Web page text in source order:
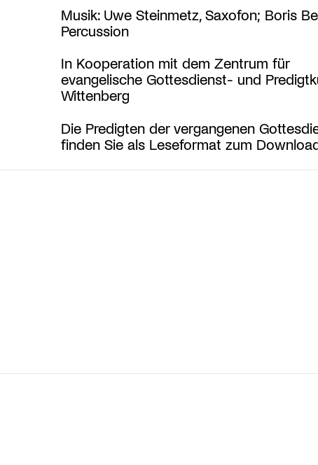
Musik: Uwe Steinmetz, Saxofon; Boris
Percussion
In Kooperation mit dem Zentrum für
evangelische Gottesdienst- und
Wittenberg
Die Predigten der vergangenen
finden Sie als Leseformat zum